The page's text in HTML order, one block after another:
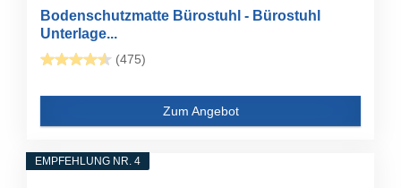
Bodenschutzmatte Bürostuhl - Bürostuhl
Unterlage...
(475)
Zum Angebot
EMPFEHLUNG NR. 4